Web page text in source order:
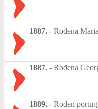
1887. - Rođena
1887. - Rođena
1889. - Rođen